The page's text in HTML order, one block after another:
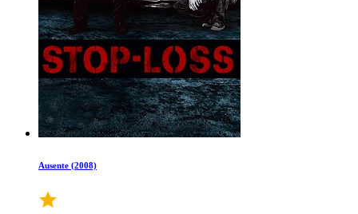
Ausente (2008)